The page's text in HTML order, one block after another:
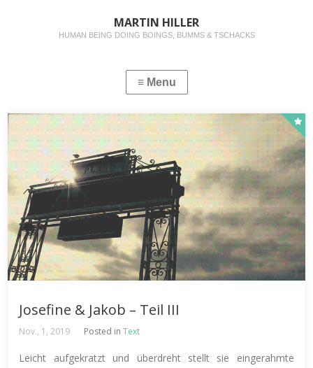
MARTIN HILLER
HUMAN BEING DOING BOINGS, BUMMS & TSCHACKS
Josefine & Jakob – Teil III
Nov., 1, 2019 Posted inText
Leicht aufgekratzt und überdreht stellt sie eingerahmte